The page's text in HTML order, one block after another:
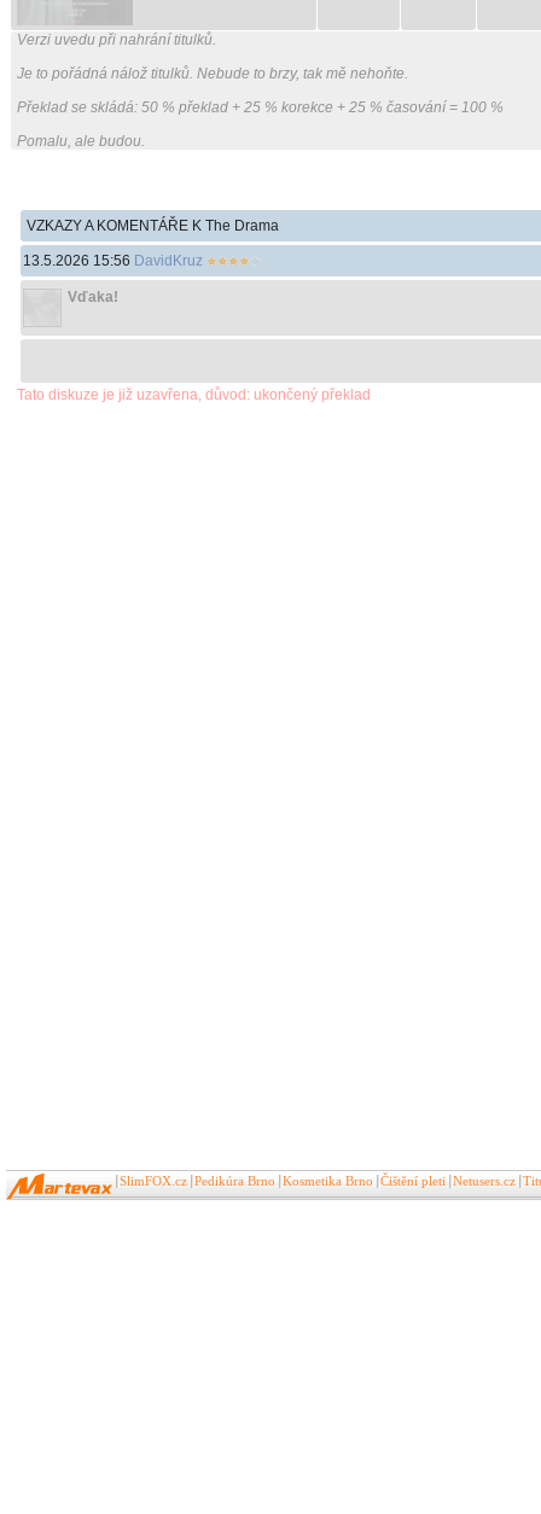
Verzi uvedu při nahrání titulků.
Je to pořádná nálož titulků. Nebude to brzy, tak mě nehoňte.
Překlad se skládá: 50 % překlad + 25 % korekce + 25 % časování = 100 %
Pomalu, ale budou.
VZKAZY A KOMENTÁŘE K The Drama
13.5.2026 15:56 DavidKruz
Vďaka!
Tato diskuze je již uzavřena, důvod: ukončený překlad
SlimFOX.cz Pedikúra Brno Kosmetika Brno Čištění pleti Netusers.cz